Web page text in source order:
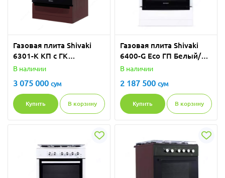
Газовая плита Shivaki
6301-K КП с ГК
Коричневый/Серый
В наличии
3 075 000 сум
Купить В корзину
Газовая плитa Shivaki
6400-G Eco ГП Белый/
Серый
В наличии
2 187 500 сум
Купить В корзину